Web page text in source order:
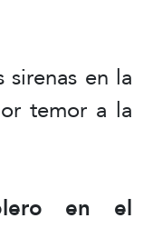
en la
temor a la
en el